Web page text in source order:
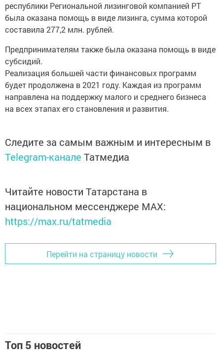
республики Региональной лизинговой компанией РТ
была оказана помощь в виде лизинга, сумма которой
составила 277,2 млн. рублей.
Предпринимателям также была оказана помощь в виде
субсидий.
Реализация большей части финансовых программ
будет продолжена в 2021 году. Каждая из программ
направлена на поддержку малого и среднего бизнеса
на всех этапах его становления и развития.
Следите за самым важным и интересным в
Telegram-канале Татмедиа
Читайте новости Татарстана в
национальном мессенджере MАХ:
https://max.ru/tatmedia
Перейти на страницу новости
Топ 5 новостей